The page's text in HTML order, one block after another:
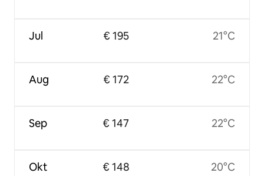
Jul
Aug
Sep
Okt
€ 195
€ 172
€ 147
€ 148
21°C
22°C
22°C
20°C